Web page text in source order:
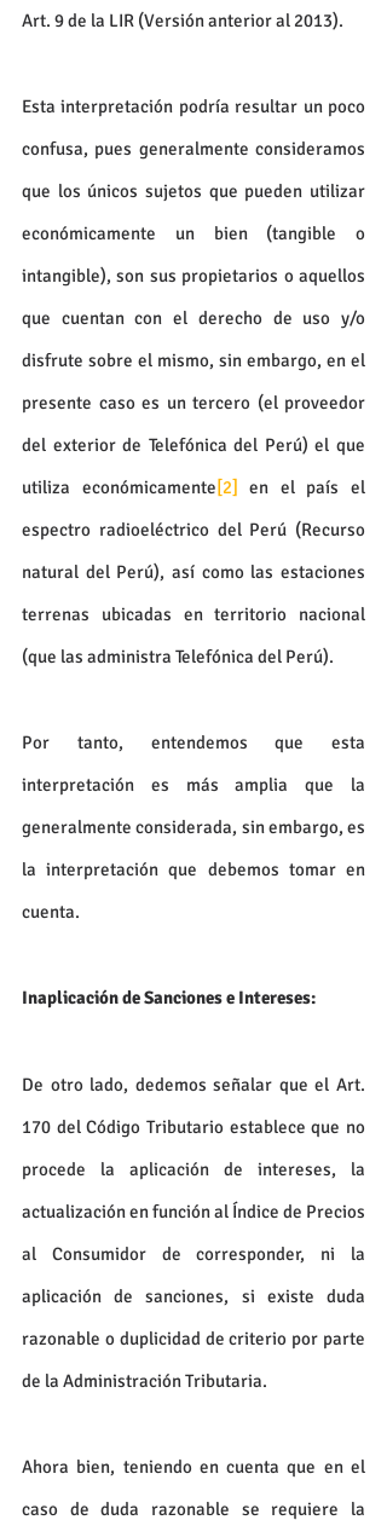
Art. 9 de la LIR (Versión anterior al 2013).
Esta interpretación podría resultar un poco
confusa, pues generalmente consideramos
que los únicos sujetos que pueden utilizar
económicamente un bien (tangible o
intangible), son sus propietarios o aquellos
que cuentan con el derecho de uso y/o
disfrute sobre el mismo, sin embargo, en el
presente caso es un tercero (el proveedor
del exterior de Telefónica del Perú) el que
utiliza económicamente [2] en el país el
espectro radioeléctrico del Perú (Recurso
natural del Perú), así como las estaciones
terrenas ubicadas en territorio nacional
(que las administra Telefónica del Perú).
Por tanto, entendemos que esta
interpretación es más amplia que la
generalmente considerada, sin embargo, es
la interpretación que debemos tomar en
cuenta.
Inaplicación de Sanciones e Intereses:
De otro lado, dedemos señalar que el Art.
170 del Código Tributario establece que no
procede la aplicación de intereses, la
actualización en función al Índice de Precios
al Consumidor de corresponder, ni la
aplicación de sanciones, si existe duda
razonable o duplicidad de criterio por parte
de la Administración Tributaria.
Ahora bien, teniendo en cuenta que en el
caso de duda razonable se requiere la